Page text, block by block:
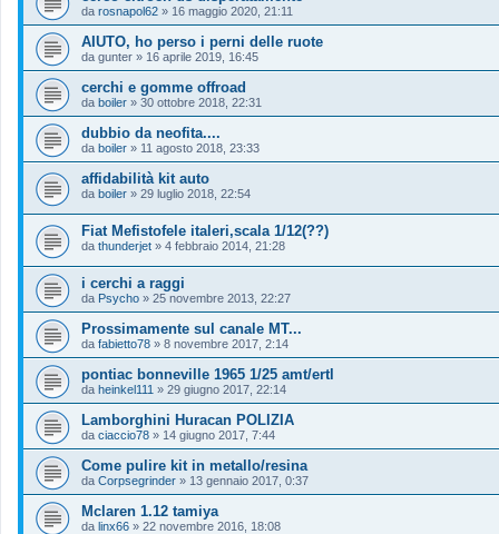
da rosnapol62 » 16 maggio 2020, 21:11
AIUTO, ho perso i perni delle ruote
da gunter » 16 aprile 2019, 16:45
cerchi e gomme offroad
da boiler » 30 ottobre 2018, 22:31
dubbio da neofita....
da boiler » 11 agosto 2018, 23:33
affidabilità kit auto
da boiler » 29 luglio 2018, 22:54
Fiat Mefistofele italeri,scala 1/12(??)
da thunderjet » 4 febbraio 2014, 21:28
i cerchi a raggi
da Psycho » 25 novembre 2013, 22:27
Prossimamente sul canale MT...
da fabietto78 » 8 novembre 2017, 2:14
pontiac bonneville 1965 1/25 amt/ertl
da heinkel111 » 29 giugno 2017, 22:14
Lamborghini Huracan POLIZIA
da ciaccio78 » 14 giugno 2017, 7:44
Come pulire kit in metallo/resina
da Corpsegrinder » 13 gennaio 2017, 0:37
Mclaren 1.12 tamiya
da linx66 » 22 novembre 2016, 18:08